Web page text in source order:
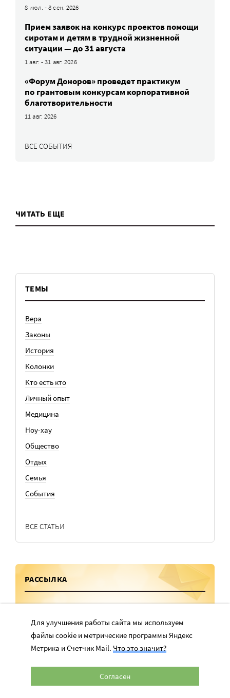
8 июл. - 8 сен. 2026
Прием заявок на конкурс проектов помощи
сиротам и детям в трудной жизненной
ситуации — до 31 августа
1 авг. - 31 авг. 2026
«Форум Доноров» проведет практикум
по грантовым конкурсам корпоративной
благотворительности
11 авг. 2026
ВСЕ СОБЫТИЯ
ЧИТАТЬ ЕЩЕ
ТЕМЫ
Вера
Законы
История
Колонки
Кто есть кто
Личный опыт
Медицина
Ноу-хау
Общество
Отдых
Семья
События
ВСЕ СТАТЬИ
РАССЫЛКА
Лучшие статьи каждую неделю в вашем почтовом ящике
Для улучшения работы сайта мы используем
файлы cookie и метрические программы Яндекс
Метрика и Счетчик Mail. Что это значит?
Согласен